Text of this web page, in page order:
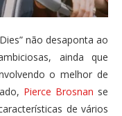
não desaponta ao
ainda que
o melhor de
Pierce Brosnan se
de vários